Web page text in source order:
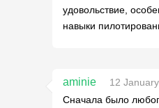
удовольствие,
навыки
aminie
12
Сначала было